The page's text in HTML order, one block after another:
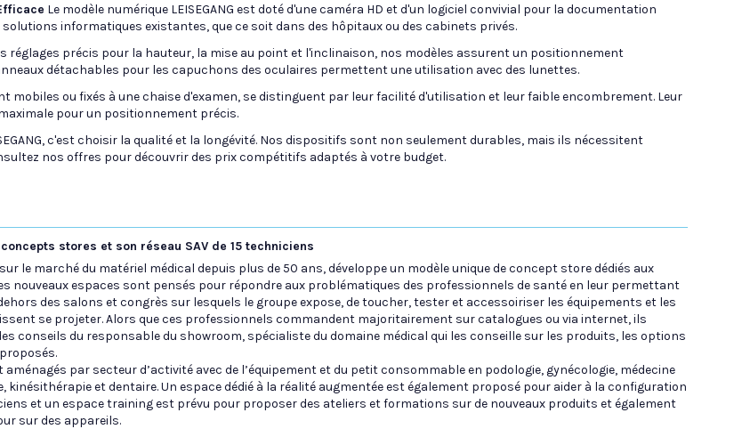
Le modèle numérique LEISEGANG est doté d'une caméra HD et d'un logiciel convivial pour la documentation
informatiques existantes, que ce soit dans des hôpitaux ou des cabinets privés.
réglages précis pour la hauteur, la mise au point et l'inclinaison, nos modèles assurent un positionnement
détachables pour les capuchons des oculaires permettent une utilisation avec des lunettes.
mobiles ou fixés à une chaise d'examen, se distinguent par leur facilité d'utilisation et leur faible encombrement. Leur
pour un positionnement précis.
c'est choisir la qualité et la longévité. Nos dispositifs sont non seulement durables, mais ils nécessitent
nos offres pour découvrir des prix compétitifs adaptés à votre budget.
stores et son réseau SAV de 15 techniciens
le marché du matériel médical depuis plus de 50 ans, développe un modèle unique de concept store dédiés aux
nouveaux espaces sont pensés pour répondre aux problématiques des professionnels de santé en leur permettant
des salons et congrès sur lesquels le groupe expose, de toucher, tester et accessoiriser les équipements et les
se projeter. Alors que ces professionnels commandent majoritairement sur catalogues ou via internet, ils
conseils du responsable du showroom, spécialiste du domaine médical qui les conseille sur les produits, les options
par secteur d’activité avec de l’équipement et du petit consommable en podologie, gynécologie, médecine
kinésithérapie et dentaire. Un espace dédié à la réalité augmentée est également proposé pour aider à la configuration
et un espace training est prévu pour proposer des ateliers et formations sur de nouveaux produits et également
sur des appareils.